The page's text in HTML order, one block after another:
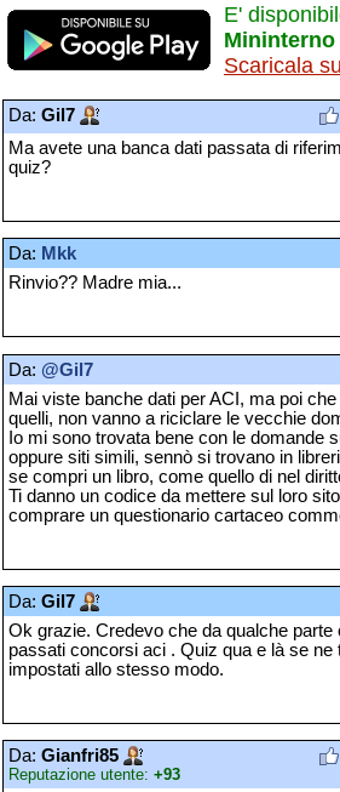
E'
Scaricala
Da: Gil7
Ma avete una banca dati passata di
quiz?
Da: Mkk
Rinvio?? Madre mia...
Da: @Gil7
Mai viste banche dati per ACI, ma poi
quelli, non vanno a riciclare le vecchie
Io mi sono trovata bene con le domande
oppure siti simili, sennò si trovano in
se compri un libro, come quello di nel
Ti danno un codice da mettere sul loro
comprare un questionario cartaceo
Da: Gil7
Ok grazie. Credevo che da qualche parte
passati concorsi aci . Quiz qua e là se
impostati allo stesso modo.
Da: Gianfri85
Reputazione utente: +93